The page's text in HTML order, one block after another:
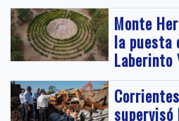
Monte
la puesta
Laberinto